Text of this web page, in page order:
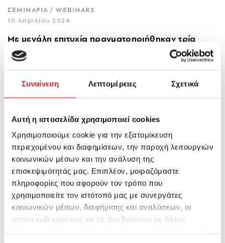
Συναίνεση Λεπτομέρειες Σχετικά
Αυτή η ιστοσελίδα χρησιμοποιεί cookies
Χρησιμοποιούμε cookie για την εξατομίκευση
περιεχομένου και διαφημίσεων, την παροχή λειτουργιών
κοινωνικών μέσων και την ανάλυση της
επισκεψιμότητάς μας. Επιπλέον, μοιραζόμαστε
πληροφορίες που αφορούν τον τρόπο που
χρησιμοποιείτε τον ιστότοπό μας με συνεργάτες
κοινωνικών μέσων, διαφήμισης και αναλύσεων, οι
οποίοι ενδεχομένως να τις συνδυάσουν με άλλες
ΣΕΜΙΝΑΡΙΑ / WEBINARS
10 Απριλίου 2024
Με μεγάλη επιτυχία πραγματοποιήθηκαν τρία
τεχνικά σεμινάρια πατητής τεχνοτροπίας!